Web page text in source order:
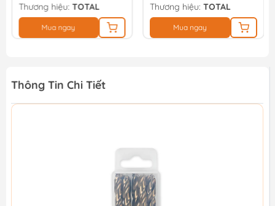
Thương hiệu: TOTAL
Mua ngay
Thương hiệu: TOTAL
Mua ngay
Thông Tin Chi Tiết